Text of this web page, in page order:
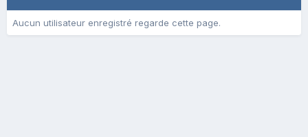
Aucun utilisateur enregistré regarde cette page.